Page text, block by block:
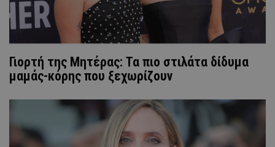
Γιορτή της Μητέρας: Τα πιο στιλάτα δίδυμα
μαμάς-κόρης που ξεχωρίζουν